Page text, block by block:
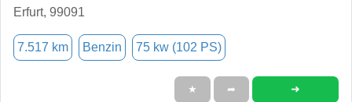
Erfurt, 99091
7.517 km Benzin 75 kw (102 PS)
★ ➦ ➜